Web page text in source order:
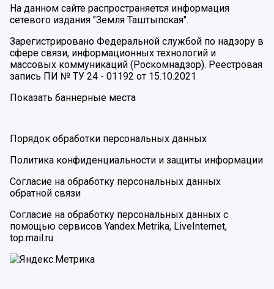
На данном сайте распространяется информация
сетевого издания "Земля Таштыпская".
Зарегистрировано Федеральной службой по надзору в
сфере связи, информационных технологий и
массовых коммуникаций (Роскомнадзор). Реестровая
запись ПИ № ТУ 24 - 01192 от 15.10.2021
Показать баннерные места
Порядок обработки персональных данных
Политика конфиденциальности и защиты информации
Согласие на обработку персональных данных
обратной связи
Согласие на обработку персональных данных с
помощью сервисов Yandex.Metrika, LiveInternet,
top.mail.ru